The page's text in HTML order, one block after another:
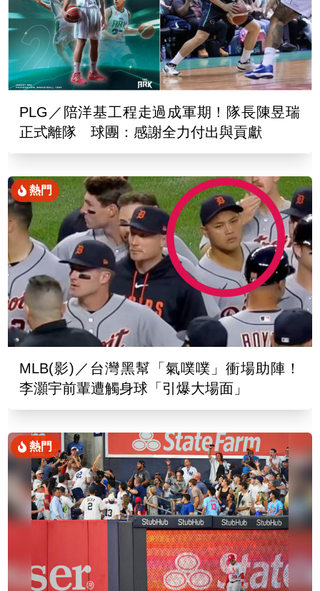
PLG／陪洋基工程走過成軍期！隊長陳昱瑞
正式離隊 球團：感謝全力付出與貢獻
熱門
MLB(影)／台灣黑幫「氣噗噗」衝場助陣！
李灝宇前輩遭觸身球「引爆大場面」
熱門